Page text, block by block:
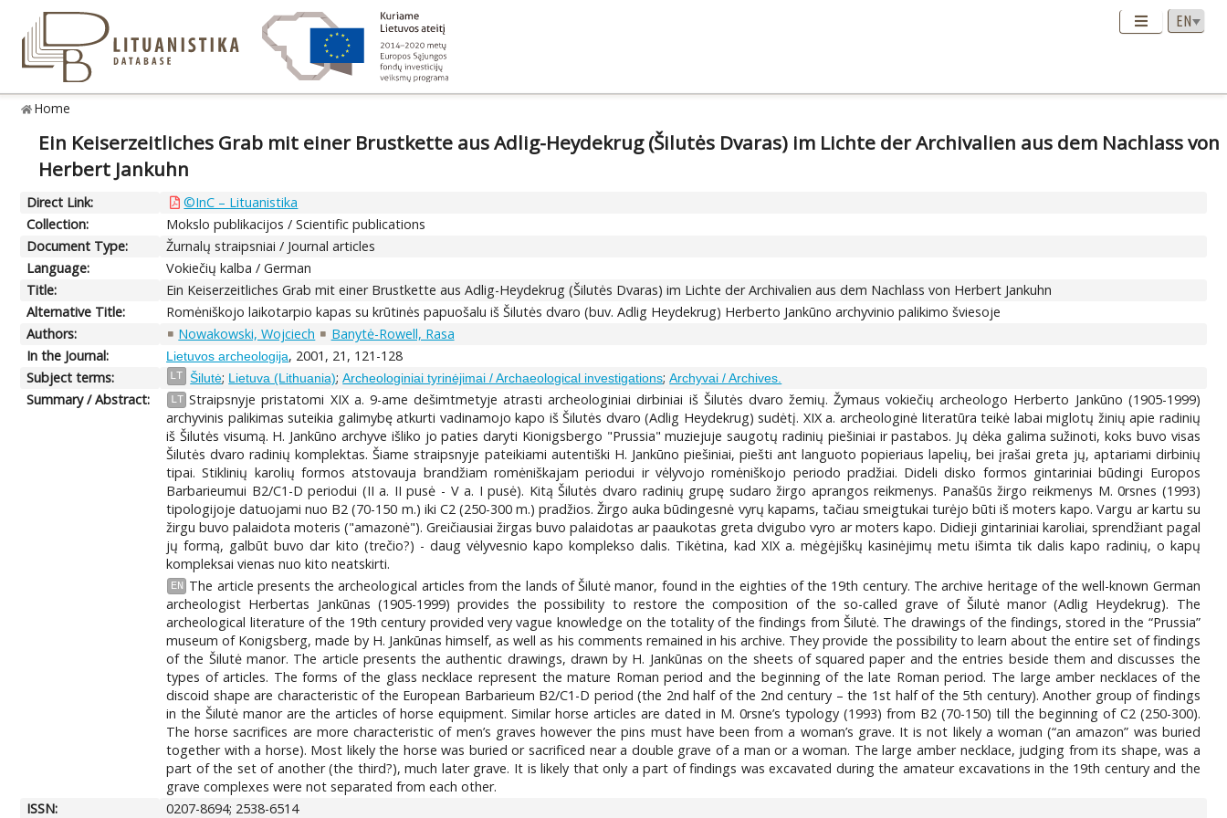
Home
Ein Keiserzeitliches Grab mit einer Brustkette aus Adlig-Heydekrug (Šilutės Dvaras) im Lichte der Archivalien aus dem Nachlass von
Herbert Jankuhn
Direct Link:
©InC – Lituanistika
Collection:
Mokslo publikacijos / Scientific publications
Document Type:
Žurnalų straipsniai / Journal articles
Language:
Vokiečių kalba / German
Title:
Ein Keiserzeitliches Grab mit einer Brustkette aus Adlig-Heydekrug (Šilutės Dvaras) im Lichte der Archivalien aus dem Nachlass von Herbert Jankuhn
Alternative Title:
Romėniškojo laikotarpio kapas su krūtinės papuošalu iš Šilutės dvaro (buv. Adlig Heydekrug) Herberto Jankūno archyvinio palikimo šviesoje
Authors:
Nowakowski, Wojciech
Banytė-Rowell, Rasa
In the Journal:
Lietuvos archeologija, 2001, 21, 121-128
Subject terms:
LT Šilutė; Lietuva (Lithuania);Archeologiniai tyrinėjimai / Archaeological investigations;Archyvai / Archives.
Summary / Abstract: LT Straipsnyje pristatomi XIX a. 9-ame dešimtmetyje atrasti archeologiniai dirbiniai iš Šilutės dvaro žemių. Žymaus vokiečių archeologo Herberto Jankūno (1905-1999)
archyvinis palikimas suteikia galimybę atkurti vadinamojo kapo iš Šilutės dvaro (Adlig Heydekrug) sudėtį. XIX a. archeologinė literatūra teikė labai miglotų žinių apie radinių
iš Šilutės visumą. H. Jankūno archyve išliko jo paties daryti Kionigsbergo "Prussia" muziejuje saugotų radinių piešiniai ir pastabos. Jų dėka galima sužinoti, koks buvo visas
Šilutės dvaro radinių komplektas. Šiame straipsnyje pateikiami autentiški H. Jankūno piešiniai, piešti ant languoto popieriaus lapelių, bei įrašai greta jų, aptariami dirbinių
tipai. Stiklinių karolių formos atstovauja brandžiam romėniškajam periodui ir vėlyvojo romėniškojo periodo pradžiai. Dideli disko formos gintariniai būdingi Europos
Barbarieumui B2/C1-D periodui (II a. II pusė - V a. I pusė). Kitą Šilutės dvaro radinių grupę sudaro žirgo aprangos reikmenys. Panašūs žirgo reikmenys M. 0rsnes (1993)
tipologijoje datuojami nuo B2 (70-150 m.) iki C2 (250-300 m.) pradžios. Žirgo auka būdingesnė vyrų kapams, tačiau smeigtukai turėjo būti iš moters kapo. Vargu ar kartu su
žirgu buvo palaidota moteris ("amazonė"). Greičiausiai žirgas buvo palaidotas ar paaukotas greta dvigubo vyro ar moters kapo. Didieji gintariniai karoliai, sprendžiant pagal
jų formą, galbūt buvo dar kito (trečio?) - daug vėlyvesnio kapo komplekso dalis. Tikėtina, kad XIX a. mėgėjiškų kasinėjimų metu išimta tik dalis kapo radinių, o kapų
kompleksai vienas nuo kito neatskirti.
EN
The article presents the archeological articles from the lands of Šilutė manor, found in the eighties of the 19th century. The archive heritage of the well-known German
archeologist Herbertas Jankūnas (1905-1999) provides the possibility to restore the composition of the so-called grave of Šilutė manor (Adlig Heydekrug). The
archeological literature of the 19th century provided very vague knowledge on the totality of the findings from Šilutė. The drawings of the findings, stored in the “Prussia”
museum of Konigsberg, made by H. Jankūnas himself, as well as his comments remained in his archive. They provide the possibility to learn about the entire set of findings
of the Šilutė manor. The article presents the authentic drawings, drawn by H. Jankūnas on the sheets of squared paper and the entries beside them and discusses the
types of articles. The forms of the glass necklace represent the mature Roman period and the beginning of the late Roman period. The large amber necklaces of the
discoid shape are characteristic of the European Barbarieum B2/C1-D period (the 2nd half of the 2nd century – the 1st half of the 5th century). Another group of findings
in the Šilutė manor are the articles of horse equipment. Similar horse articles are dated in M. 0rsne’s typology (1993) from B2 (70-150) till the beginning of C2 (250-300).
The horse sacrifices are more characteristic of men’s graves however the pins must have been from a woman’s grave. It is not likely a woman (“an amazon” was buried
together with a horse). Most likely the horse was buried or sacrificed near a double grave of a man or a woman. The large amber necklace, judging from its shape, was a
part of the set of another (the third?), much later grave. It is likely that only a part of findings was excavated during the amateur excavations in the 19th century and the
grave complexes were not separated from each other.
ISSN:
0207-8694; 2538-6514